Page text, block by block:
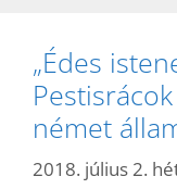
„Édes
német
2018. július 2.